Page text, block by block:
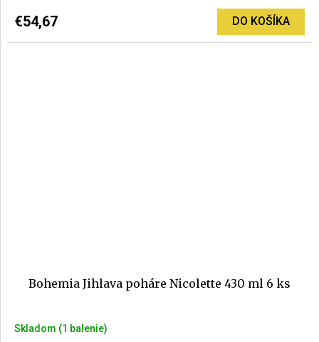
€54,67 DO KOŠÍKA
Bohemia Jihlava poháre Nicolette 430 ml 6 ks
Skladom (1 balenie)